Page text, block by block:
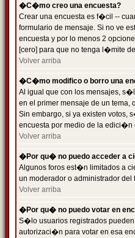
�C�mo creo una encuesta?
Crear una encuesta es f�cil --
formulario de mensaje. Si no ve
encuesta y por lo menos 2
[cero] para que no tenga l�mite
Volver arriba
�C�mo modifico o borro una
Al igual que con los mensajes,
en el primer mensaje de un tema,
Sin embargo, si ya existen votos,
encuesta por medio de la edici�n
Volver arriba
�Por qu� no puedo acceder a
Algunos foros est�n limitados a
un moderador o administrador del
Volver arriba
�Por qu� no puedo votar en
S�lo usuarios registrados pueden
autorizaci�n para votar en esa